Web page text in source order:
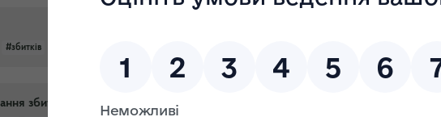
#збитків
збитків